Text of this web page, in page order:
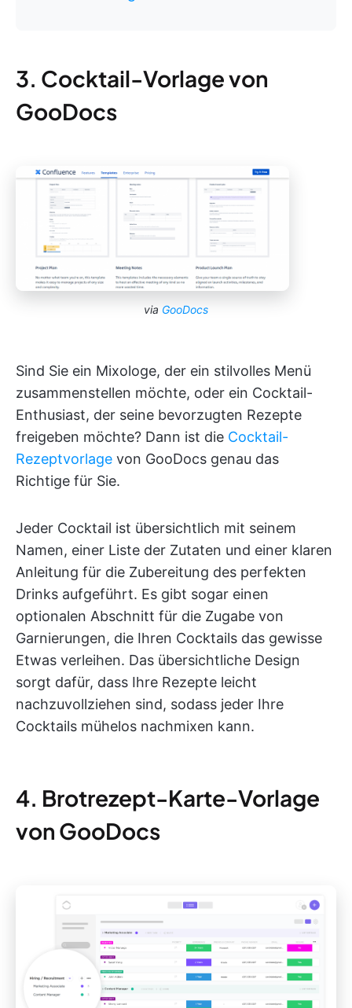
3. Cocktail-Vorlage von
GooDocs
via GooDocs
Sind Sie ein Mixologe, der ein stilvolles Menü
zusammenstellen möchte, oder ein Cocktail-
Enthusiast, der seine bevorzugten Rezepte
freigeben möchte? Dann ist die Cocktail-
Rezeptvorlage von GooDocs genau das
Richtige für Sie.
Jeder Cocktail ist übersichtlich mit seinem
Namen, einer Liste der Zutaten und einer klaren
Anleitung für die Zubereitung des perfekten
Drinks aufgeführt. Es gibt sogar einen
optionalen Abschnitt für die Zugabe von
Garnierungen, die Ihren Cocktails das gewisse
Etwas verleihen. Das übersichtliche Design
sorgt dafür, dass Ihre Rezepte leicht
nachzuvollziehen sind, sodass jeder Ihre
Cocktails mühelos nachmixen kann.
4. Brotrezept-Karte-Vorlage
von GooDocs